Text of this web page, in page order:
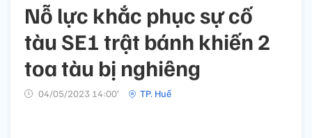
Nỗ lực khắc phục sự cố
tàu SE1 trật bánh khiến 2
toa tàu bị nghiêng
04/05/2023 14:00’ TP. Huế